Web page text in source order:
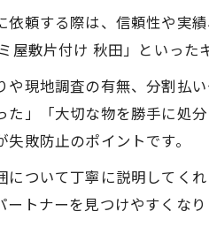
依頼する際は、信頼性や実
屋敷片付け 秋田」といった
や現地調査の有無、分割払
た」「大切な物を勝手に
敗防止のポイントです。
について丁寧に説明してく
トナーを見つけやすくなり